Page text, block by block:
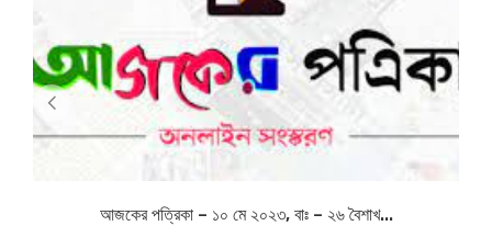
আজকের পত্রিকা – ১০ মে ২০২৩, বাঃ – ২৬ বৈশাখ...